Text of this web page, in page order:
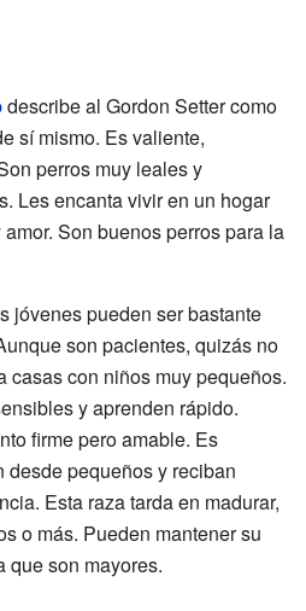
describe al Gordon Setter como
sí mismo. Es valiente,
perros muy leales y
Les encanta vivir en un hogar
Son buenos perros para la
jóvenes pueden ser bastante
son pacientes, quizás no
casas con niños muy pequeños.
y aprenden rápido.
firme pero amable. Es
pequeños y reciban
Esta raza tarda en madurar,
o más. Pueden mantener su
que son mayores.